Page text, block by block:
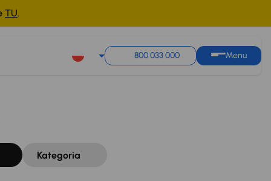
TU.
800 033 000 Menu
Kategoria